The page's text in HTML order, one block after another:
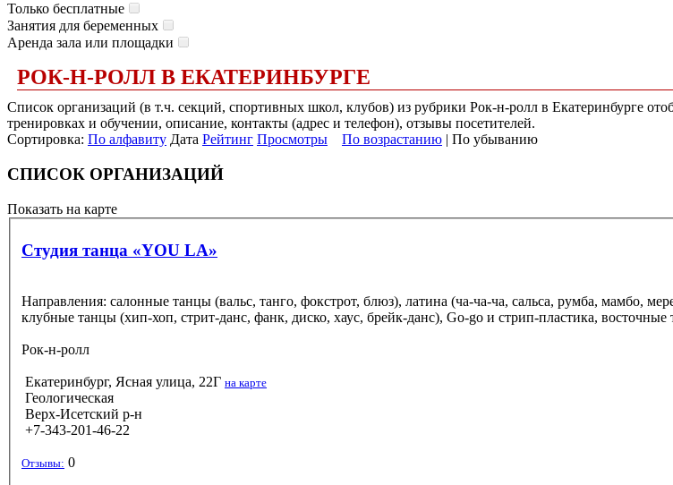
Только бесплатные
Занятия для беременных
Аренда зала или площадки
РОК-Н-РОЛЛ В ЕКАТЕРИНБУРГЕ
Список организаций (в т.ч. секций, спортивных школ, клубов) из рубрики Рок-н-ролл в Екатеринбурге
тренировках и обучении, описание, контакты (адрес и телефон), отзывы посетителей.
Сортировка: По алфавиту Дата Рейтинг Просмотры По возрастанию | По убыванию
СПИСОК ОРГАНИЗАЦИЙ
Показать на карте
Студия танца «YOU LA»
Направления: салонные танцы (вальс, танго, фокстрот, блюз), латина (ча-ча-ча, сальса, румба, мамбо,
клубные танцы (хип-хоп, стрит-данс, фанк, диско, хаус, брейк-данс), Go-go и стрип-пластика, восточные
Рок-н-ролл
Екатеринбург, Ясная улица, 22Г на карте
Геологическая
Верх-Исетский р-н
+7-343-201-46-22
Отзывы: 0